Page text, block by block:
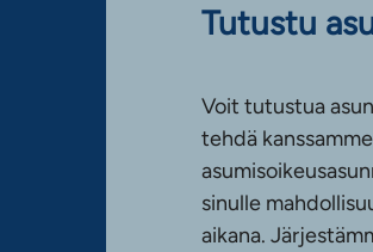
Tutustu
Voit tutustua
tehdä
sinulle
aikana.